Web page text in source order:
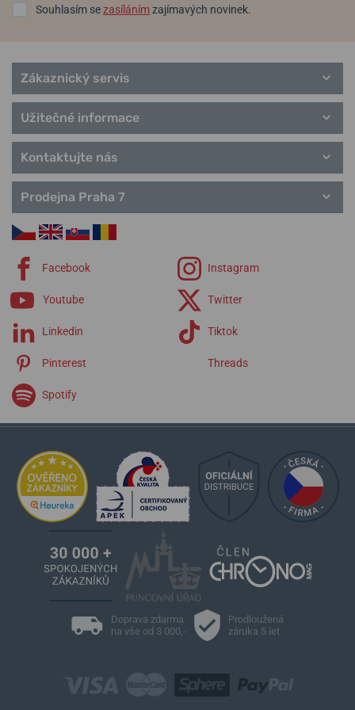
Souhlasím sezasílánímzajímavých novinek.
Zákaznický servis
Užitečné informace
Kontaktujte nás
Prodejna Praha 7
Facebook Instagram
Youtube Twitter
Linkedin Tiktok
Pinterest Threads
Spotify
Doprava zdarma
na vše od 3 000,-
Prodloužená
záruka 5 let